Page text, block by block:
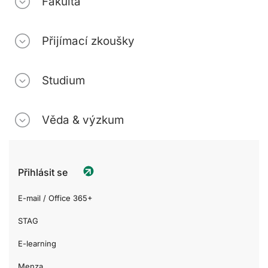
Přijímací zkoušky
Studium
Věda & výzkum
Přihlásit se
E-mail / Office 365+
STAG
E-learning
Menza